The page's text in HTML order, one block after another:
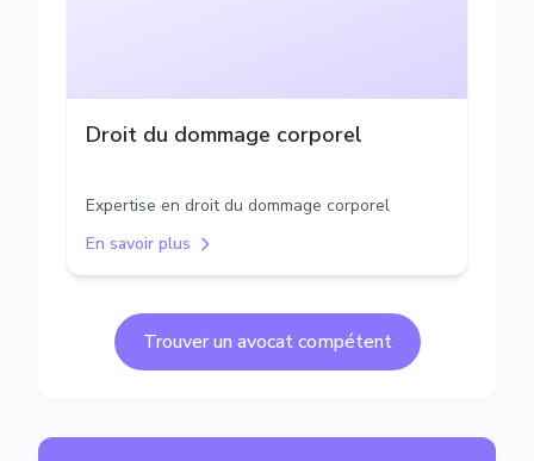
Droit du dommage corporel
Expertise en droit du dommage corporel
En savoir plus
Trouver un avocat compétent